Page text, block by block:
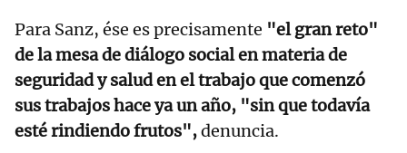
Para Sanz, ése es precisamente "el gran reto"
de la mesa de diálogo social en materia de
seguridad y salud en el trabajo que comenzó
sus trabajos hace ya un año, "sin que todavía
esté rindiendo frutos",denuncia.